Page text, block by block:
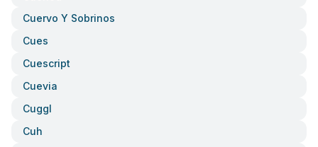
Cuervo Y Sobrinos
Cues
Cuescript
Cuevia
Cuggl
Cuh